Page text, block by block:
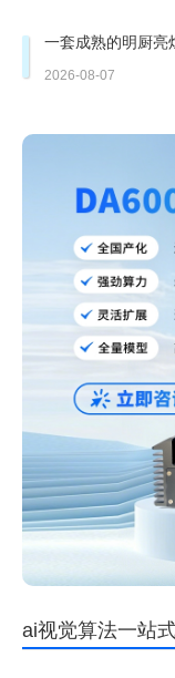
一套成熟的明厨亮
2026-08-07
ai视觉算法一站